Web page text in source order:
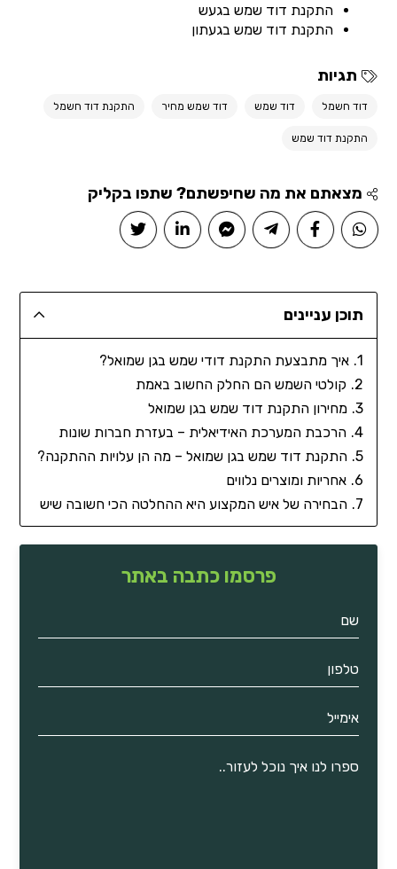
התקנת דוד שמש בגעש
התקנת דוד שמש בגעתון
תגיות
דוד חשמל דוד שמש דוד שמש מחיר התקנת דוד חשמל
התקנת דוד שמש
מצאתם את מה שחיפשתם? שתפו בקליק
תוכן עניינים
איך מתבצעת התקנת דודי שמש בגן שמואל?
קולטי השמש הם החלק החשוב באמת
מחירון התקנת דוד שמש בגן שמואל
הרכבת המערכת האידיאלית – בעזרת חברות שונות
התקנת דוד שמש בגן שמואל – מה הן עלויות ההתקנה?
אחריות ומוצרים נלווים
הבחירה של איש המקצוע היא ההחלטה הכי חשובה שיש
פרסמו כתבה באתר